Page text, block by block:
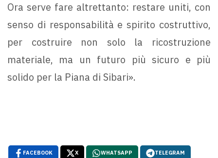
Ora serve fare altrettanto: restare uniti, con
senso di responsabilità e spirito costruttivo,
per costruire non solo la ricostruzione
materiale, ma un futuro più sicuro e più
solido per la Piana di Sibari».
FACEBOOK X WHATSAPP TELEGRAM